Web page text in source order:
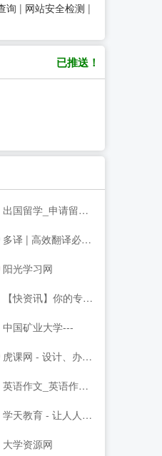
询 | 网站安全检测 |
已推送！
出国留学_申请留学指导_专业的留学咨询中介-启德教育
多译 | 高效翻译必备工具 - 免费文档在线翻译 百度 谷歌 有道 翻译
阳光学习网
【快资讯】你的专属资讯平台
中国矿业大学---
虎课网 - 设计、办公软件视频教程在线学习_ 每天免费学一课
英语作文_英语作文大全_英语作文网
学天教育 - 让人人享有优质教育
大学资源网